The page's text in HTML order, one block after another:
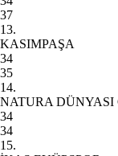
37
13.
KASIMPAŞA
34
35
14.
NATURA
34
34
15.